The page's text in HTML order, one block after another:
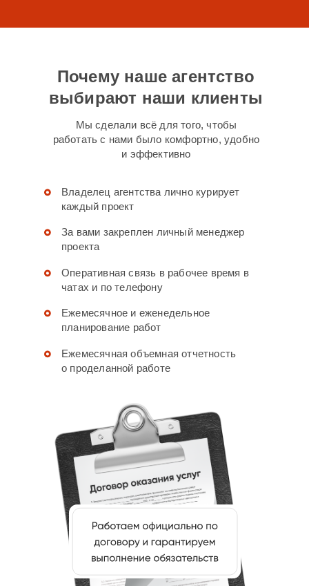
Почему наше агентство
выбирают наши клиенты
Мы сделали всё для того, чтобы
работать с нами было комфортно, удобно
и эффективно
Владелец агентства лично курирует
каждый проект
За вами закреплен личный менеджер
проекта
Оперативная связь в рабочее время в
чатах и по телефону
Ежемесячная объемная отчетность
о проделанной работе
Ежемесячное и еженедельное
планирование работ